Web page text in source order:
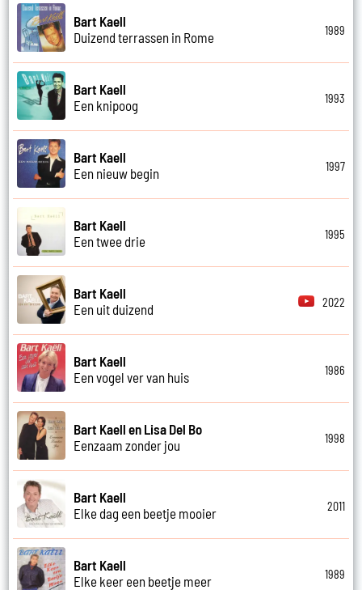
Bart Kaell
Duizend terrassen in Rome
1989
Bart Kaell
Een knipoog
1993
Bart Kaell
Een nieuw begin
1997
Bart Kaell
Een twee drie
1995
Bart Kaell
Een uit duizend
2022
Bart Kaell
Een vogel ver van huis
1986
Bart Kaell en Lisa Del Bo
Eenzaam zonder jou
1998
Bart Kaell
Elke dag een beetje mooier
2011
Bart Kaell
Elke keer een beetje meer
1989